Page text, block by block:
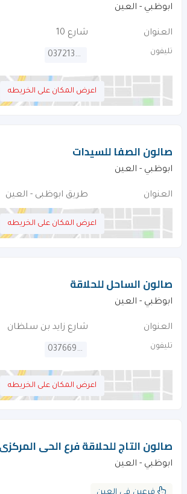
ابوظبي - العين
العنوان شارع 10
تليفون 037213836
اعرض المكان على الخريطه
صالون الصفا للسيدات
ابوظبي - العين
العنوان طريق ابوظبى - العين
اعرض المكان على الخريطه
صالون الساحل للحلاقة
ابوظبي - العين
العنوان شارع زايد بن سلظان
تليفون 037669822
اعرض المكان على الخريطه
صالون التاج للحلاقة فرع الحى المركزى
ابوظبي - العين